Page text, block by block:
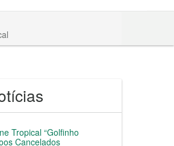
Tropical “Golfinho
Cancelados